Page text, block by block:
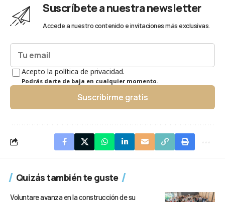
Suscríbete a nuestra newsletter
Accede a nuestro contenido e invitaciones más exclusivas.
Acepto la política de privacidad.
Podrás darte de baja en cualquier momento.
Suscribirme gratis
Quizás también te guste
Voluntare avanza en la construcción de su